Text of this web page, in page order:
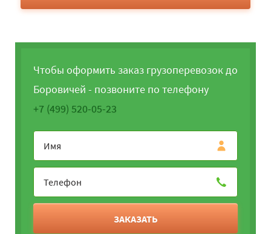
Чтобы оформить заказ грузоперевозок до
Боровичей - позвоните по телефону
+7 (499) 520-05-23
ЗАКАЗАТЬ